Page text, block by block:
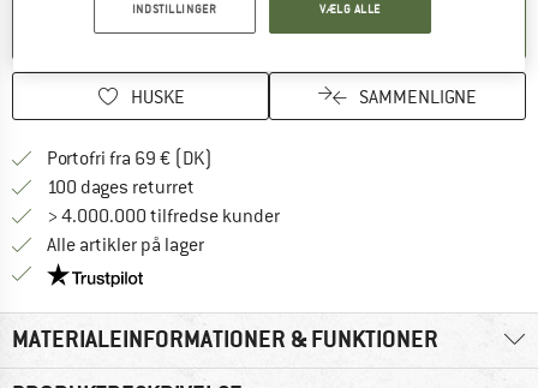
LÆG I KURV
HUSKE SAMMENLIGNE
Portofri fra 69 € (DK)
100 dages returret
> 4.000.000 tilfredse kunder
Alle artikler på lager
Vi er Trustpilot-certificeret - oplysningerne får du
MATERIALEINFORMATIONER & FUNKTIONER
INDSTILLINGER VÆLG ALLE